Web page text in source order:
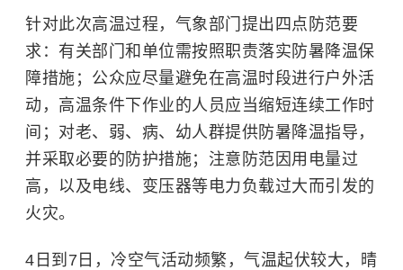
针对此次高温过程，气象部门提出四点防范要
求：有关部门和单位需按照职责落实防暑降温保
障措施；公众应尽量避免在高温时段进行户外活
动，高温条件下作业的人员应当缩短连续工作时
间；对老、弱、病、幼人群提供防暑降温指导，
并采取必要的防护措施；注意防范因用电量过
高，以及电线、变压器等电力负载过大而引发的
火灾。
4日到7日，冷空气活动频繁，气温起伏较大，晴